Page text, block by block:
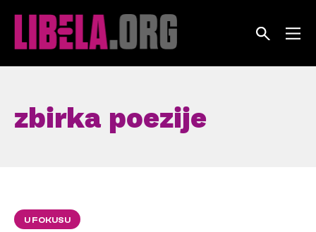
zbirka poezije
U FOKUSU